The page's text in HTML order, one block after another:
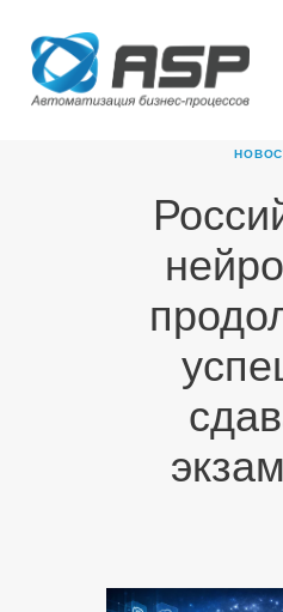
ГЛАВНАЯ
О КОМПАНИИ
НОВОСТИ
КАРЬЕРА
ПАРТНЕРЫ
КОНТАКТЫ